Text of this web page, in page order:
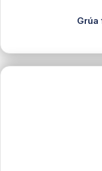
Grúa